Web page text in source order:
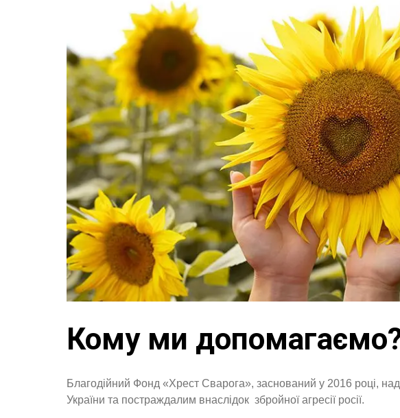
Кому ми
Благодійний Фонд «Хрест Сварога», заснований у 2016 році,
України та постраждалим внаслідок збройної агресії росії.